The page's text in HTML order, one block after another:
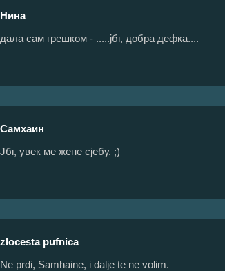
Нина
дала сам грешком - .....јбг, добра дефка....
Самхаин
Јбг, увек ме жене сјебу. ;)
zlocesta pufnica
Ne prdi, Samhaine, i dalje te ne volim.